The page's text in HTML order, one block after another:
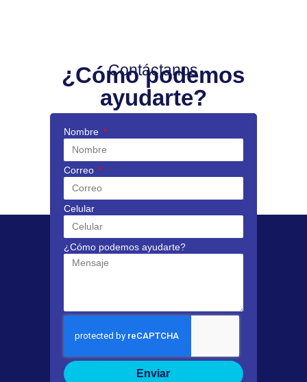
Contáctanos
¿Cómo podemos
ayudarte?
Nombre
Correo
Celular
¿Cómo podemos ayudarte?
Enviar